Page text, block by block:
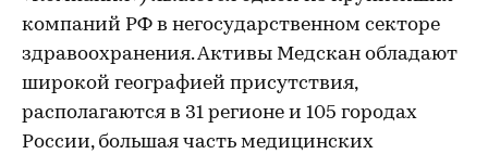
компаний РФ в негосударственном секторе
здравоохранения. Активы Медскан обладают
широкой географией присутствия,
располагаются в 31 регионе и 105 городах
России, большая часть медицинских